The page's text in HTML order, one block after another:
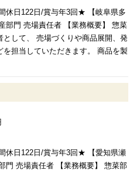
休日122日/賞与年3回★ 【岐阜県多
部門 売場責任者 【業務概要】 惣菜
して、 売場づくりや商品展開、発
担当していただきます。 商品を製
休日122日/賞与年3回★ 【愛知県瀬
門 売場責任者 【業務概要】 惣菜部